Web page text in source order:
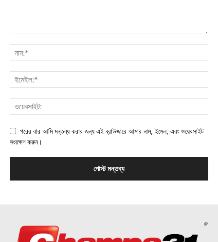
পরের বার আমি মন্তব্য করার জন্য এই ব্রাউজারে আমার নাম, ইমেল, এবং ওয়েবসাইট
সংরক্ষণ করুন।
©